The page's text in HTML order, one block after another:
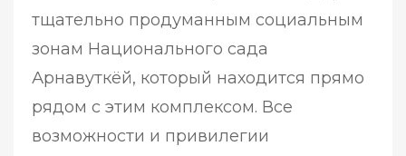
тщательно продуманным социальным
зонам Национального сада
Арнавуткёй, который находится прямо
рядом с этим комплексом. Все
возможности и привилегии